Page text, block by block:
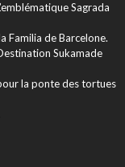
Sagrada
Familia de Barcelone.
Sukamade
la ponte des tortues